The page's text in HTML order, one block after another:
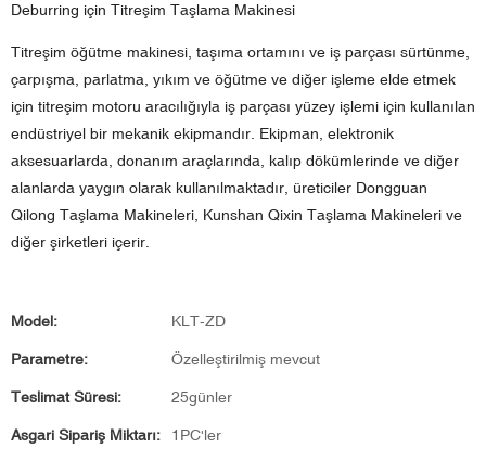
Deburring için Titreşim Taşlama Makinesi
Titreşim öğütme makinesi, taşıma ortamını ve iş parçası sürtünme,
çarpışma, parlatma, yıkım ve öğütme ve diğer işleme elde etmek
için titreşim motoru aracılığıyla iş parçası yüzey işlemi için kullanılan
endüstriyel bir mekanik ekipmandır. Ekipman, elektronik
aksesuarlarda, donanım araçlarında, kalıp dökümlerinde ve diğer
alanlarda yaygın olarak kullanılmaktadır, üreticiler Dongguan
Qilong Taşlama Makineleri, Kunshan Qixin Taşlama Makineleri ve
diğer şirketleri içerir.
Model: KLT-ZD
Parametre: Özelleştirilmiş mevcut
Teslimat Süresi: 25günler
Asgari Sipariş Miktarı: 1PC'ler